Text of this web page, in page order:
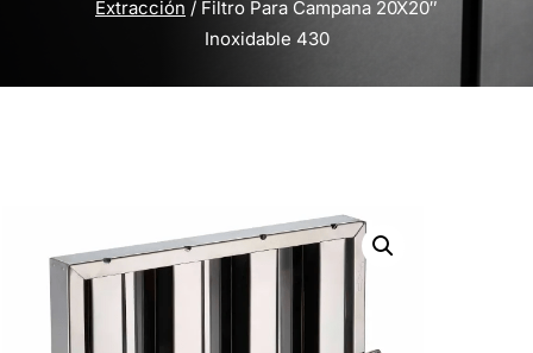
Extracción / Filtro Para Campana 20X20″
Inoxidable 430